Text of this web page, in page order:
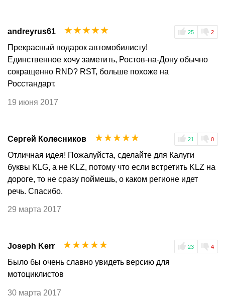
andreyrus61 25 2
☆
☆
☆
☆
☆
Прекрасный подарок автомобилисту!
Единственное хочу заметить, Ростов-на-Дону обычно
сокращенно RND? RST, больше похоже на
Росстандарт.
19 июня 2017
Сергей Колесников 21 0
☆
☆
☆
☆
☆
Отличная идея! Пожалуйста, сделайте для Калуги
буквы KLG, а не KLZ, потому что если встретить KLZ на
дороге, то не сразу поймешь, о каком регионе идет
речь. Спасибо.
29 марта 2017
Joseph Kerr 23 4
☆
☆
☆
☆
☆
Было бы очень славно увидеть версию для
мотоциклистов
30 марта 2017